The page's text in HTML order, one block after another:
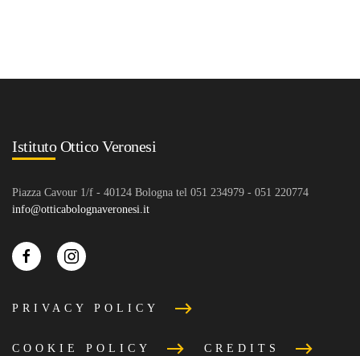
Istituto Ottico Veronesi
Piazza Cavour 1/f - 40124 Bologna tel 051 234979 - 051 220774
info@otticabolognaveronesi.it
PRIVACY POLICY
COOKIE POLICY CREDITS